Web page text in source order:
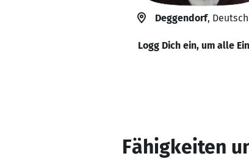
Deggendorf,
Logg Dich ein, um alle
Fähigkeiten